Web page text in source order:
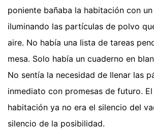
poniente bañaba la habitación con
iluminando las partículas de polvo
aire. No había una lista de tareas
mesa. Solo había un cuaderno en
No sentía la necesidad de llenar las
inmediato con promesas de futuro.
habitación ya no era el silencio del
silencio de la posibilidad.